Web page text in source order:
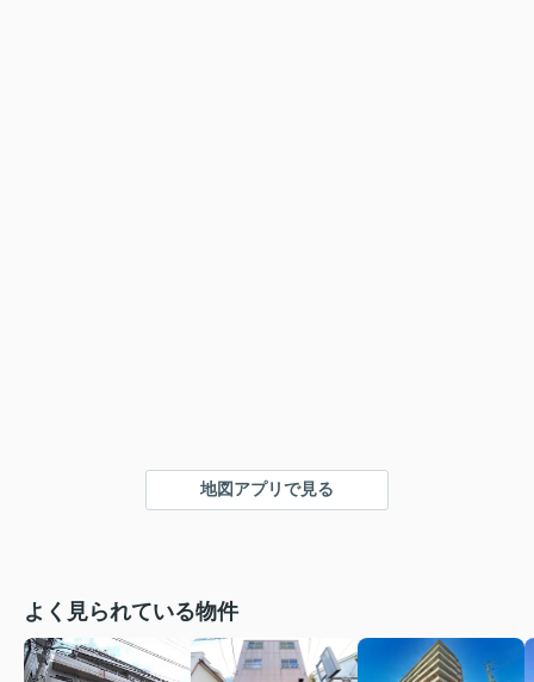
地図アプリで見る
よく見られている物件